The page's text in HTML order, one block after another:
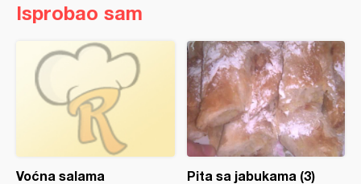
Isprobao sam
Voćna salama Pita sa jabukama (3)